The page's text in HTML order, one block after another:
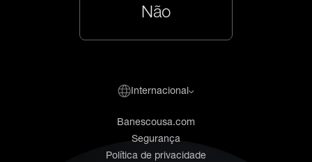
Não
Internacional
Banescousa.com
Segurança
Política de privacidade